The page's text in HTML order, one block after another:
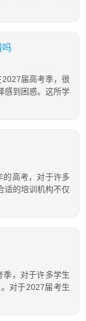
吗
届高考季，很
感到困惑。这所学
的高考，对于许多
适的培训机构不仅
季，对于许多学生
对于2027届考生